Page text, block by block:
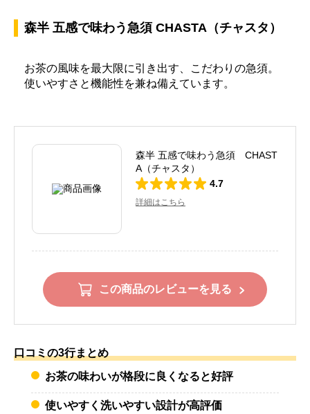
森半 五感で味わう急須 CHASTA（チャスタ）
お茶の風味を最大限に引き出す、こだわりの急須。
使いやすさと機能性を兼ね備えています。
森半 五感で味わう急須 CHAST
A（チャスタ）
4.7
詳細はこちら
この商品のレビューを見る
口コミの3行まとめ
お茶の味わいが格段に良くなると好評
使いやすく洗いやすい設計が高評価